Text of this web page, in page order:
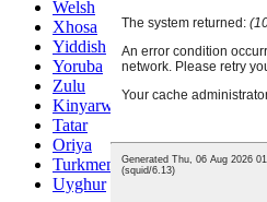
Welsh
Xhosa
Yiddish
Yoruba
Zulu
Kinyarwanda
Tatar
Oriya
Turkmen
Uyghur